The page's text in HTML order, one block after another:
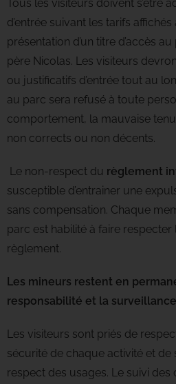
Tous les visiteurs doivent s’être
d’entrée suivant les tarifs affichés
présentation d’un titre d’accès
père Nicolas. Les visiteurs
ou justificatifs d’entrée tout au
au parc sera refusé à toute
comportement, la mauvaise
non corrects ou non décents.
Le non-respect du règlement
susceptible d’entrainer une
sans compensation. Chaque
parc est habilité à faire
règlement.
Les mineurs restent en
responsabilité et la surveillance
Les visiteurs sont priés de
sécurité de chaque activité et
respect des usages. Le suivi